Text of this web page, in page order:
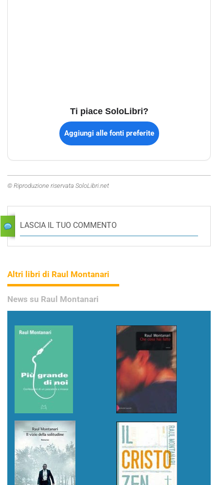
Ti piace SoloLibri?
Aggiungi alle fonti preferite
© Riproduzione riservata SoloLibri.net
LASCIA IL TUO COMMENTO
Altri libri di Raul Montanari
News su Raul Montanari